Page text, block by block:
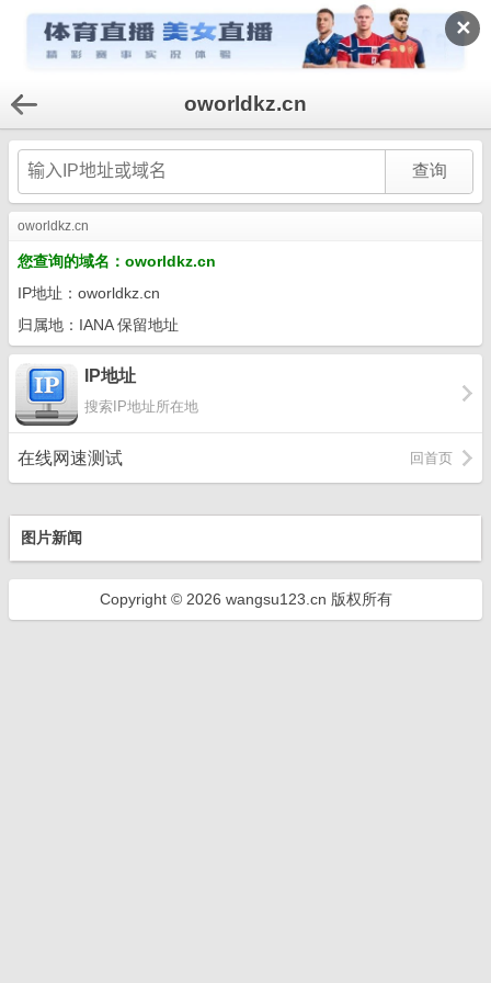
✕
oworldkz.cn
oworldkz.cn
您查询的域名：oworldkz.cn
IP地址：oworldkz.cn
归属地：IANA 保留地址
IP地址
搜索IP地址所在地
在线网速测试 回首页
图片新闻
Copyright © 2026 wangsu123.cn 版权所有